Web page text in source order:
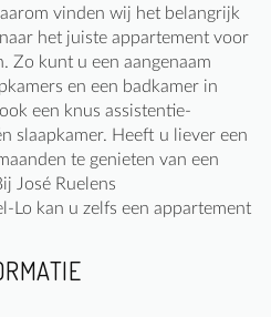
vinden wij het belangrijk
het juiste appartement voor
Zo kunt u een aangenaam
en een badkamer in
een knus assistentie-
slaapkamer. Heeft u liever een
te genieten van een
José Ruelens
Lo kan u zelfs een appartement